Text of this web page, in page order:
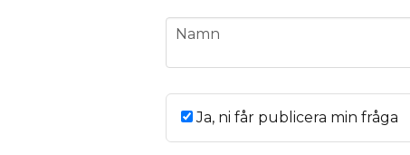
name
Namn
Ja, ni får publicera min fråga